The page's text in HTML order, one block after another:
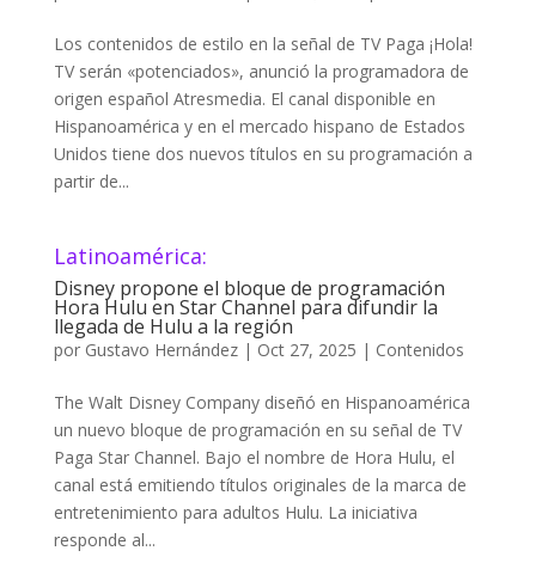
Los contenidos de estilo en la señal de TV Paga ¡Hola!
TV serán «potenciados», anunció la programadora de
origen español Atresmedia. El canal disponible en
Hispanoamérica y en el mercado hispano de Estados
Unidos tiene dos nuevos títulos en su programación a
partir de...
Latinoamérica:
Disney propone el bloque de programación
Hora Hulu en Star Channel para difundir la
llegada de Hulu a la región
por Gustavo Hernández| Oct 27, 2025 | Contenidos
The Walt Disney Company diseñó en Hispanoamérica
un nuevo bloque de programación en su señal de TV
Paga Star Channel. Bajo el nombre de Hora Hulu, el
canal está emitiendo títulos originales de la marca de
entretenimiento para adultos Hulu. La iniciativa
responde al...